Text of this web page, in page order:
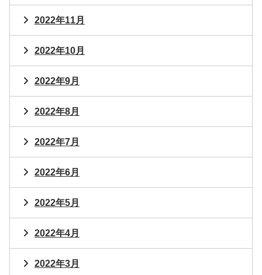
2022年11月
2022年10月
2022年9月
2022年8月
2022年7月
2022年6月
2022年5月
2022年4月
2022年3月